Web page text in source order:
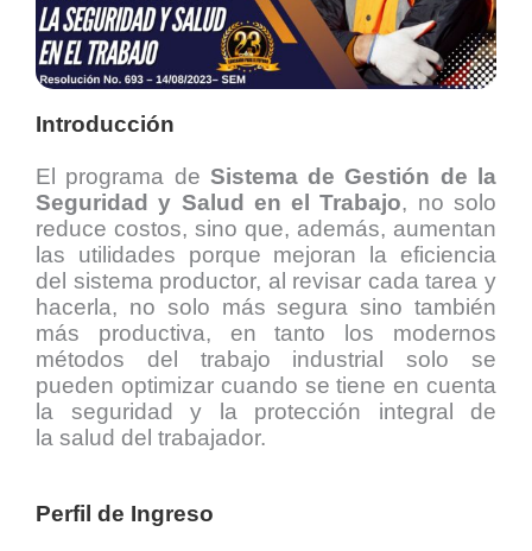
Introducción
El programa de Sistema de Gestión de la
Seguridad y Salud en el Trabajo, no solo
reduce costos, sino que, además, aumentan
las utilidades porque mejoran la eficiencia
del sistema productor, al revisar cada tarea y
hacerla, no solo más segura sino también
más productiva, en tanto los modernos
métodos del trabajo industrial solo se
pueden optimizar cuando se tiene en cuenta
la seguridad y la protección integral de
la salud del trabajador.
Perfil de Ingreso